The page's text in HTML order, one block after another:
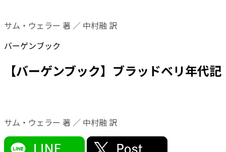
サム・ウェラー 著 ／ 中村融 訳
バーゲンブック
【バーゲンブック】ブラッドベリ年代記
サム・ウェラー 著 ／ 中村融 訳